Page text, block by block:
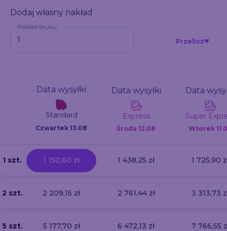
Dodaj własny nakład
Nakład druku
Przelicz
Data wysyłki
Standard
Czwartek 13.08
Data wysyłki
Express
Środa 12.08
Data
Super
Wtorek
1 szt. 1 150,60 zł 1 438,25 zł 1 725,90
2 szt. 2 209,15 zł 2 761,44 zł 3 313,73
5 szt. 5 177,70 zł 6 472,13 zł 7 766,55